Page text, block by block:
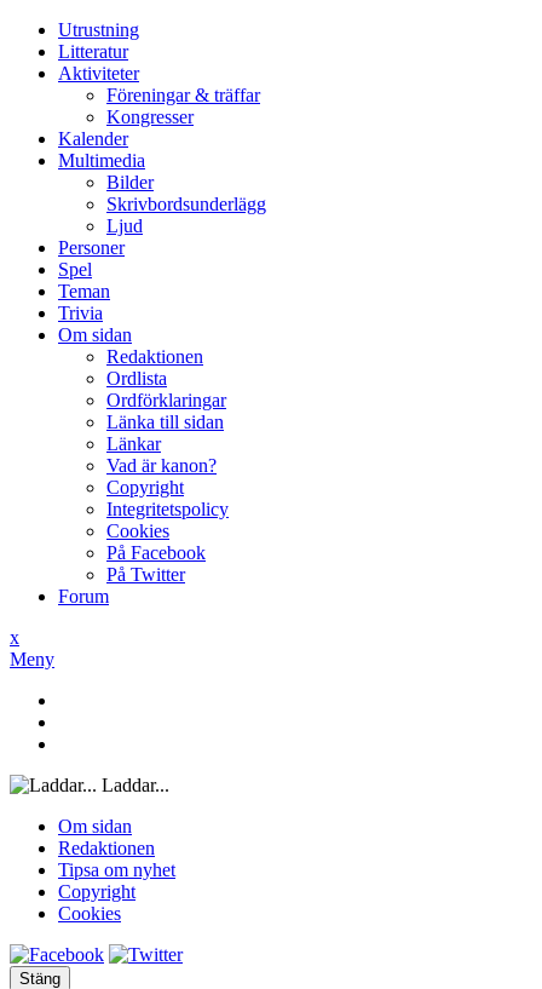
Utrustning
Litteratur
Aktiviteter
Föreningar & träffar
Kongresser
Kalender
Multimedia
Bilder
Skrivbordsunderlägg
Ljud
Personer
Spel
Teman
Trivia
Om sidan
Redaktionen
Ordlista
Ordförklaringar
Länka till sidan
Länkar
Vad är kanon?
Copyright
Integritetspolicy
Cookies
På Facebook
På Twitter
Forum
x
Meny
Laddar...
Om sidan
Redaktionen
Tipsa om nyhet
Copyright
Cookies
Stäng